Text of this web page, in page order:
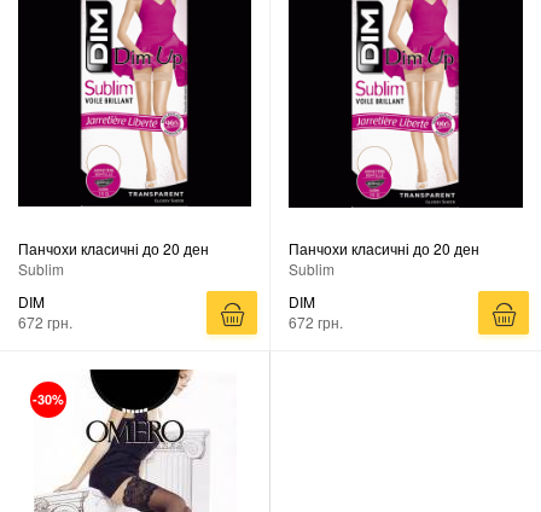
Панчохи класичні до 20 ден
Sublim
DIM
672 грн.
Панчохи класичні до 20 ден
Sublim
DIM
672 грн.
-30%